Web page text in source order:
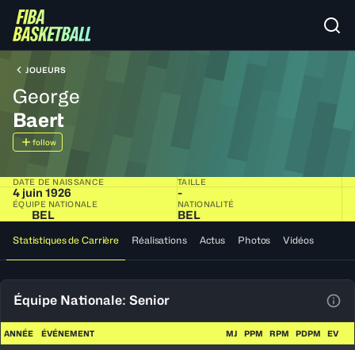
JOUEURS
George
Baert
follow
DATE DE NAISSANCE
4 juin 1926
TAILLE
-
ÉQUIPE NATIONALE
BEL
NATIONALITÉ
BEL
Statistiques de Carrière Réalisations Actus Photos Vidéos
Équipe Nationale: Senior
ANNÉE ÉVÉNEMENT MJ PPM RPM PDPM EV